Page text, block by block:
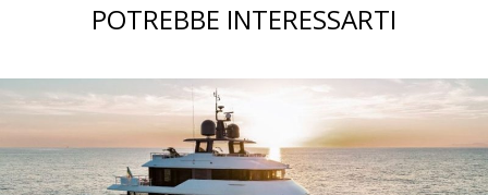
POTREBBE INTERESSARTI